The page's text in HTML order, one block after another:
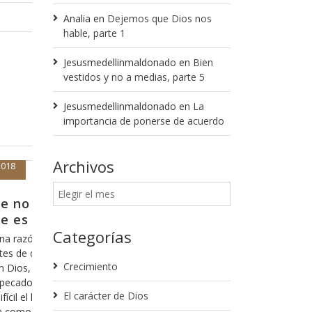
de donde nos quedamos
ocasiones ya he tocado este
que es importante que lo tomemos en
es parte fundamental de nuestra fe y de
que nos relacionamos con Dios y de lo
es del hecho de cuantas veces nos
de
Hagamos
intención
Analia en Dejemos que Dios nos
hable, parte 1
Jesusmedellinmaldonado en Bien
vestidos y no a medias, parte 5
Jesusmedellinmaldonado en La
importancia de ponerse de acuerdo
Archivos
Categorías
Crecimiento
El carácter de Dios